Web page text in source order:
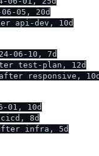
06-05, 20d
api-dev, 10d
06-10, 7d
test-plan, 12d
responsive,
01, 10d
8d